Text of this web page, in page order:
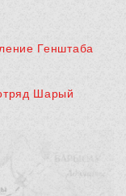
Генштаба
Шарый